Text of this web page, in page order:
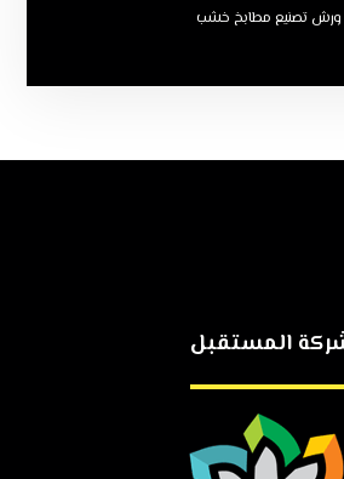
ورش تصنيع مطابخ خشب
المستقبل